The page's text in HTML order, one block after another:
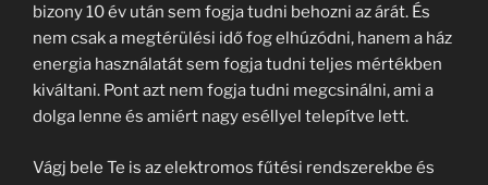
bizony 10 év után sem fogja tudni behozni az árát. És
nem csak a megtérülési idő fog elhúzódni, hanem a ház
energia használatát sem fogja tudni teljes mértékben
kiváltani. Pont azt nem fogja tudni megcsinálni, ami a
dolga lenne és amiért nagy eséllyel telepítve lett.
Vágj bele Te is az elektromos fűtési rendszerekbe és